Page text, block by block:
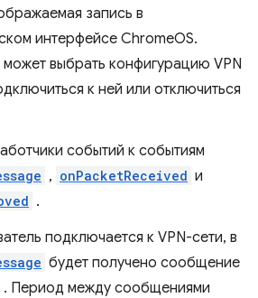
запись в
интерфейсе ChromeOS.
может выбрать конфигурацию VPN
к ней или отключиться
событий к событиям
, onPacketReceived и
.
подключается к VPN-сети, в
будет получено сообщение
. Период между сообщениями